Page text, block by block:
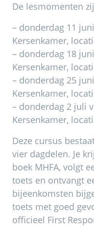
De lesmomenten
– donderdag 11
Kersenkamer,
– donderdag 18
Kersenkamer,
– donderdag 25
Kersenkamer,
– donderdag 2 juli
Kersenkamer,
Deze cursus
vier dagdelen. Je
boek MHFA, volgt
toets en ontvangt
bijeenkomsten
toets met goed
officieel First